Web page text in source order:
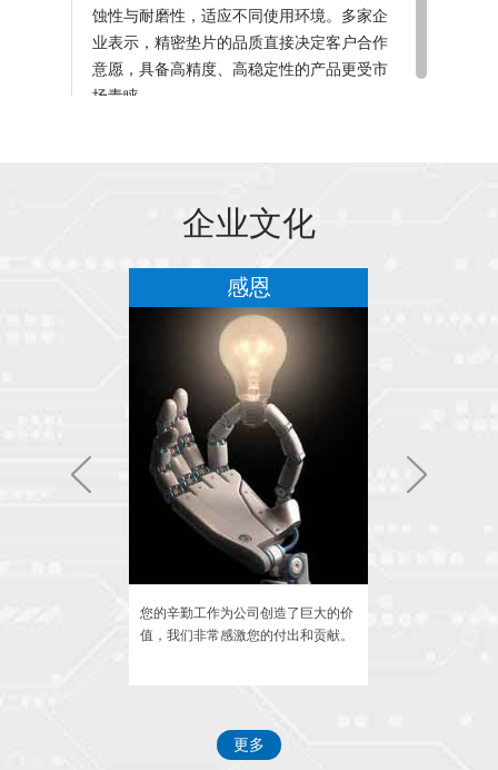
蚀性与耐磨性，适应不同使用环境。多家企
业表示，精密垫片的品质直接决定客户合作
意愿，具备高精度、高稳定性的产品更受市
场青睐。
员工是公司最宝贵的财富，让我们一起努力
工作，共同创造更美好的未来。
三十余年的努力，才赢得这些客户的支持，
我们不忘初心继续努力。
新春佳节在新的一年里公司团建正在筹备
中，我们的口号是努力工作天天玩。
员工食堂24小时营业方便大家加班。
买了大量植物花卉堆满了办公室，让办公室
变成花园，给人们带来艺术的喜悦。
企业文化
感恩
您的辛勤工作为公司创造了巨大的价
值，我们非常感激您的付出和贡献。
更多